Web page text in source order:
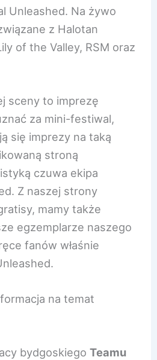
Unleashed. Na żywo
z Halotan
of the Valley, RSM oraz
sceny to imprezę
za mini-festiwal,
się imprezy na taką
stroną
czuwa ekipa
Z naszej strony
mamy także
egzemplarze naszego
fanów właśnie
na temat
bydgoskiegoTeamu